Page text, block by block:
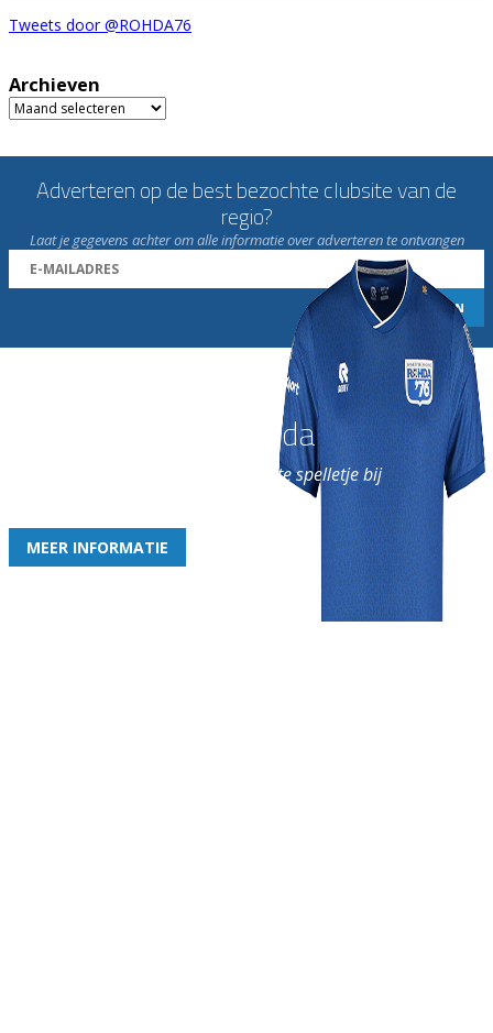
Tweets door @ROHDA76
Archieven
Archieven
Adverteren op de best bezochte clubsite van de
regio?
Laat je gegevens achter om alle informatie over adverteren te ontvangen
Word nu lid van Rohda
en geniet iedere week van het leukste spelletje bij
MEER INFORMATIE